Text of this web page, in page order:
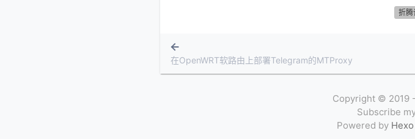
折腾
在OpenWRT软路由上部署Telegram的MTProxy
Copyright © 2019
Subscribe
Powered by Hexo